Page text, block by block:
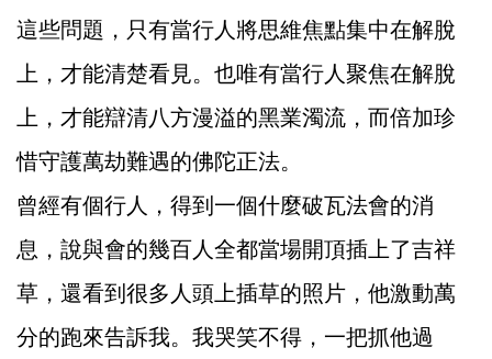
這些問題，只有當行人將思維焦點集中在解脫
上，才能清楚看見。也唯有當行人聚焦在解脫
上，才能辯清八方漫溢的黑業濁流，而倍加珍
惜守護萬劫難遇的佛陀正法。
曾經有個行人，得到一個什麼破瓦法會的消
息，說與會的幾百人全都當場開頂插上了吉祥
草，還看到很多人頭上插草的照片，他激動萬
分的跑來告訴我。我哭笑不得，一把抓他過